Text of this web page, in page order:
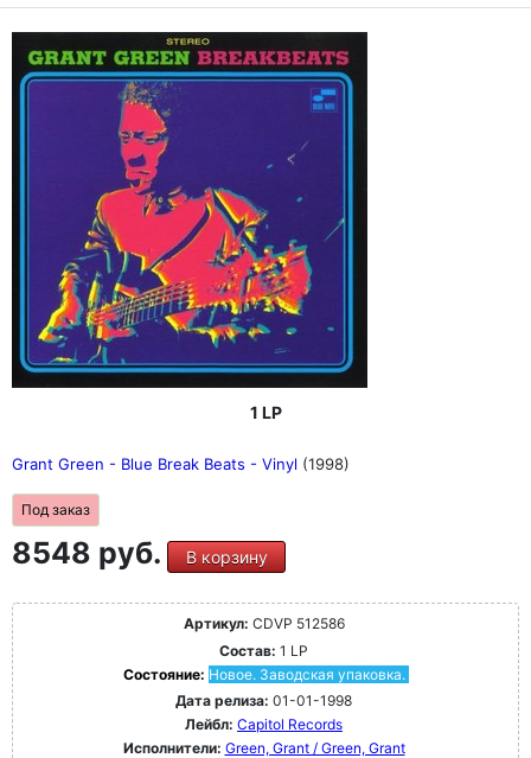
1 LP
Grant Green - Blue Break Beats - Vinyl (1998)
Под заказ
8548 руб. В корзину
Артикул: CDVP 512586
Состав: 1 LP
Состояние: Новое. Заводская упаковка.
Дата релиза: 01-01-1998
Лейбл: Capitol Records
Исполнители: Green, Grant / Green, Grant